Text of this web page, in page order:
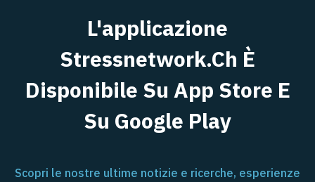
L'applicazione
Stressnetwork.ch È
Disponibile Su App Store E
Su Google Play
Scopri le nostre ultime notizie e ricerche, esperienze